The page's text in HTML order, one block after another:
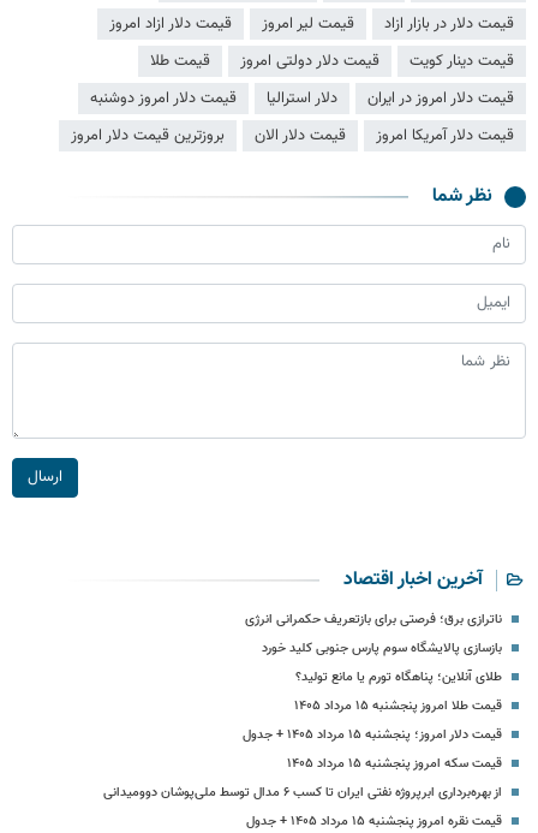
قیمت دلار در بازار ازاد
قیمت لیر امروز
قیمت دلار ازاد امروز
قیمت دینار کویت
قیمت دلار دولتی امروز
قیمت طلا
قیمت دلار امروز در ایران
دلار استرالیا
قیمت دلار امروز دوشنبه
قیمت دلار آمریکا امروز
قیمت دلار الان بروزترین قیمت دلار امروز
نظر شما
ارسال
آخرین اخبار اقتصاد
ناترازی برق؛ فرصتی برای بازتعریف حکمرانی انرژی
بازسازی پالایشگاه سوم پارس جنوبی کلید خورد
طلای آنلاین؛ پناهگاه تورم یا مانع تولید؟
قیمت طلا امروز پنجشنبه ۱۵ مرداد ۱۴۰۵
قیمت دلار امروز؛ پنجشنبه ۱۵ مرداد ۱۴۰۵ + جدول
قیمت سکه امروز پنجشنبه ۱۵ مرداد ۱۴۰۵
از بهره‌برداری ابرپروژه نفتی ایران تا کسب ۶ مدال توسط ملی‌پوشان دوومیدانی
قیمت نقره امروز پنجشنبه ۱۵ مرداد ۱۴۰۵ + جدول